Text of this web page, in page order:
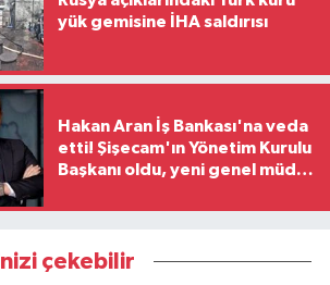
yük gemisine İHA saldırısı
Hakan Aran İş Bankası'na veda
etti! Şişecam'ın Yönetim Kurulu
Başkanı oldu, yeni genel müdür
çekebilir